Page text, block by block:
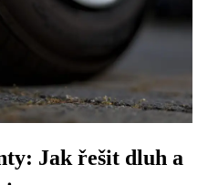
Jak řešit dluh a